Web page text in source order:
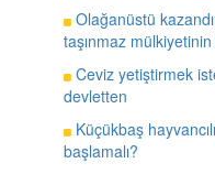
Olağanüstü
taşınmaz mülkiyetinin
Ceviz yetiştirmek
devletten
Küçükbaş
başlamalı?